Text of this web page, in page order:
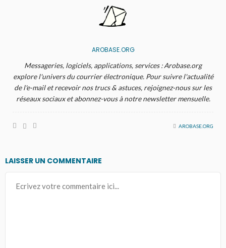
AROBASE.ORG
Messageries, logiciels, applications, services : Arobase.org
explore l'univers du courrier électronique. Pour suivre l'actualité
de l'e-mail et recevoir nos trucs & astuces, rejoignez-nous sur les
réseaux sociaux et abonnez-vous à notre newsletter mensuelle.
AROBASE.ORG
LAISSER UN COMMENTAIRE